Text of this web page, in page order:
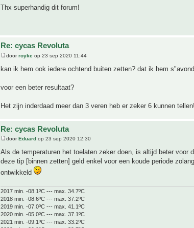
Thx superhandig dit forum!
Re: cycas Revoluta
doorroyke op 23 sep 2020 11:44
kan ik hem ook iedere ochtend buiten zetten? dat ik hem
voor een beter resultaat?
Het zijn inderdaad meer dan 3 veren heb er zeker 6 kunnen
Re: cycas Revoluta
doorEduard op 23 sep 2020 12:30
Als de temperaturen het toelaten zeker doen, is altijd beter voor
deze tip [binnen zetten] geld enkel voor een koude periode
ontwikkeld
2017 min. -08.1ºC --- max. 34.7ºC
2018 min. -08.6ºC --- max. 37.2ºC
2019 min. -07.0ºC --- max. 41.1ºC
2020 min. -05.0ºC --- max. 37.1ºC
2021 min. -09.1ºC --- max. 33.2ºC